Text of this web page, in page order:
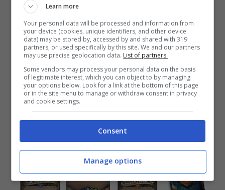
lo stesso vantaggio di Carica con una sola
eccezione: gli eroi non possono essere
attaccati dalla carta con Assalto nello stesso
turno in cui questa viene giocata.
BOSCOTETRO GALLERY
Learn more
Your personal data will be processed and information from
your device (cookies, unique identifiers, and other device
data) may be stored by, accessed by and shared with 319
partners, or used specifically by this site. We and our partners
may use precise geolocation data. List of partners.
Some vendors may process your personal data on the basis
of legitimate interest, which you can object to by managing
your options below. Look for a link at the bottom of this page
or in the site menu to manage or withdraw consent in privacy
and cookie settings.
Consent
Manage options